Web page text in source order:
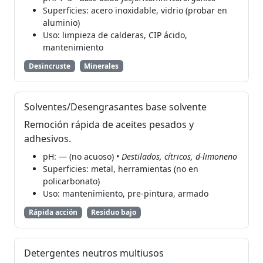
Superficies: acero inoxidable, vidrio (probar en
aluminio)
Uso: limpieza de calderas, CIP ácido,
mantenimiento
Desincruste Minerales
Solventes/Desengrasantes base solvente
Remoción rápida de aceites pesados y
adhesivos.
pH: — (no acuoso) • Destilados, cítricos, d-limoneno
Superficies: metal, herramientas (no en
policarbonato)
Uso: mantenimiento, pre-pintura, armado
Rápida acción Residuo bajo
Detergentes neutros multiusos